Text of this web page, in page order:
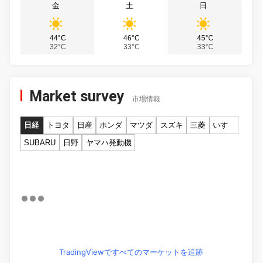
金
44°C
32°C
土
46°C
33°C
日
45°C
33°C
Market survey 市場情報
日経 トヨタ 日産 ホンダ マツダ スズキ 三菱
いすゞ
SUBARU
日野 ヤマハ発動機
TradingViewですべてのマーケットを追跡